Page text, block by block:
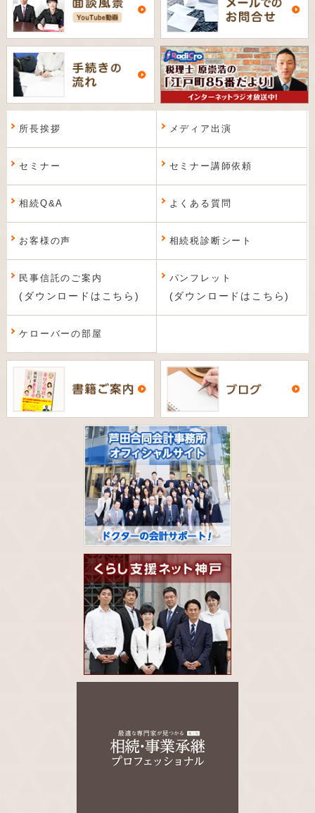
所長挨拶 メディア出演
セミナー セミナー講師依頼
相続Q&A よくある質問
お客様の声 相続税診断シート
民事信託のご案内
(ダウンロードはこちら)
パンフレット
(ダウンロードはこちら)
ケローバーの部屋